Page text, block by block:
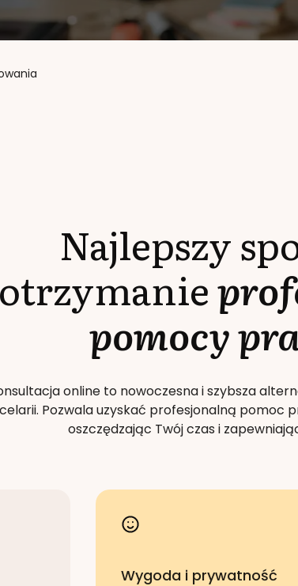
Najlepszy
otrzymanie
pomocy
online to nowoczesna i szybsza
Pozwala uzyskać profesjonalną pomoc
oszczędzając Twój czas i
Wygoda i prywatność